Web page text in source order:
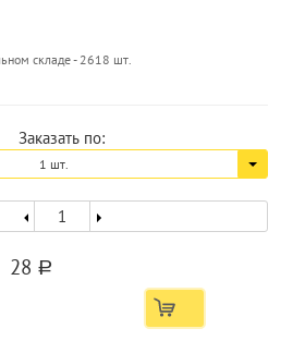
складе - 2618 шт.
Заказать по:
1 шт.
28 a